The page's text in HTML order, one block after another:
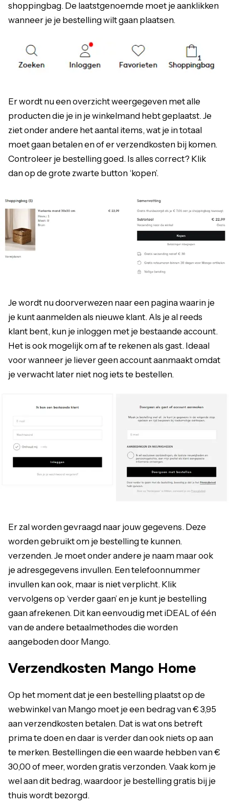
shoppingbag. De laatstgenoemde moet je aanklikken
wanneer je je bestelling wilt gaan plaatsen.
Er wordt nu een overzicht weergegeven met alle
producten die je in je winkelmand hebt geplaatst. Je
ziet onder andere het aantal items, wat je in totaal
moet gaan betalen en of er verzendkosten bij komen.
Controleer je bestelling goed. Is alles correct? Klik
dan op de grote zwarte button ‘kopen’.
Je wordt nu doorverwezen naar een pagina waarin je
je kunt aanmelden als nieuwe klant. Als je al reeds
klant bent, kun je inloggen met je bestaande account.
Het is ook mogelijk om af te rekenen als gast. Ideaal
voor wanneer je liever geen account aanmaakt omdat
je verwacht later niet nog iets te bestellen.
Er zal worden gevraagd naar jouw gegevens. Deze
worden gebruikt om je bestelling te kunnen.
verzenden. Je moet onder andere je naam maar ook
je adresgegevens invullen. Een telefoonnummer
invullen kan ook, maar is niet verplicht. Klik
vervolgens op ‘verder gaan’ en je kunt je bestelling
gaan afrekenen. Dit kan eenvoudig met iDEAL of één
van de andere betaalmethodes die worden
aangeboden door Mango.
Verzendkosten Mango Home
Op het moment dat je een bestelling plaatst op de
webwinkel van Mango moet je een bedrag van € 3,95
aan verzendkosten betalen. Dat is wat ons betreft
prima te doen en daar is verder dan ook niets op aan
te merken. Bestellingen die een waarde hebben van €
30,00 of meer, worden gratis verzonden. Vaak kom je
wel aan dit bedrag, waardoor je bestelling gratis bij je
thuis wordt bezorgd.